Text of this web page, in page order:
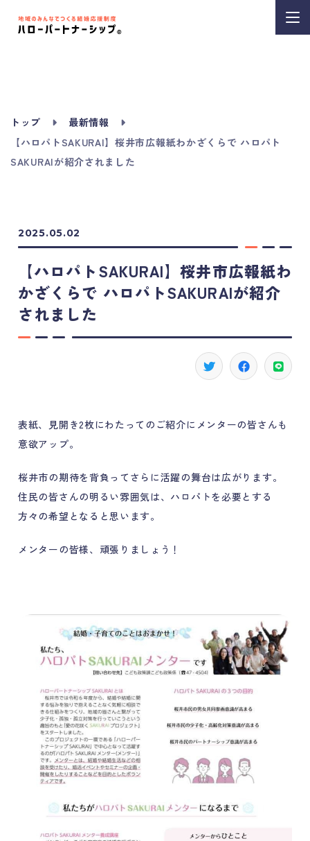
トップ
最新情報
【ハロパトSAKURAI】桜井市広報紙わかざくらで ハロパト
SAKURAIが紹介されました
2025.05.02
【ハロパトSAKURAI】桜井市広報紙わ
かざくらで ハロパトSAKURAIが紹介
されました
表紙、見開き2枚にわたってのご紹介にメンターの皆さんも
意欲アップ。
桜井市の期待を背負ってさらに活躍の舞台は広がります。
住民の皆さんの明るい雰囲気は、ハロパトを必要とする
方々の希望となると思います。
メンターの皆様、頑張りましょう！